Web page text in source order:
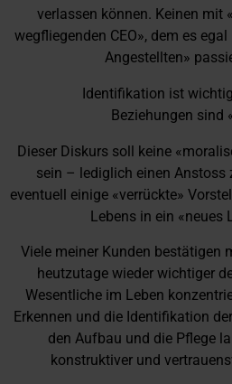
verlassen können. Keinen mit
wegfliegenden CEO», dem es
Angestellten»
Identifikation ist
Beziehungen sind
Dieser Diskurs soll keine
sein – lediglich einen Anstoss
eventuell einige «verrückte»
Lebens in ein «neues
Viele meiner Kunden bestätigen
heutzutage wieder wichtiger
Wesentliche im Leben
Erkennen und die Identifikation
den Aufbau und die Pflege
konstruktiver und